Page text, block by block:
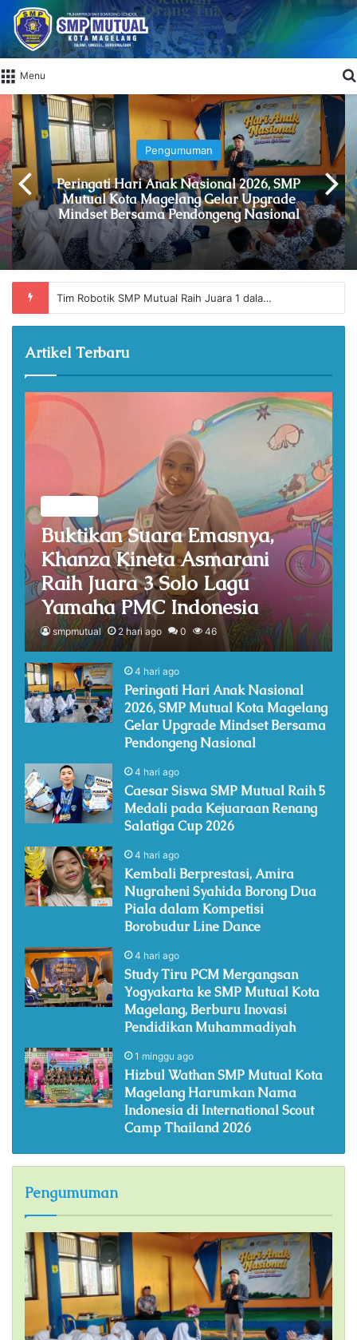
Menu
Pengumuman
Peringati Hari Anak Nasional 2026, SMP
Mutual Kota Magelang Gelar Upgrade
Mindset Bersama Pendongeng Nasional
Dua Siswi Mutual Raih Podium dalam Ajang Lomba Nasional MONACO
Artikel Terbaru
Buktikan Suara Emasnya,
Khanza Kineta Asmarani
Raih Juara 3 Solo Lagu
Yamaha PMC Indonesia
smpmutual 2 hari ago 0 46
4 hari ago
Peringati Hari Anak Nasional
2026, SMP Mutual Kota Magelang
Gelar Upgrade Mindset Bersama
Pendongeng Nasional
4 hari ago
Caesar Siswa SMP Mutual Raih 5
Medali pada Kejuaraan Renang
Salatiga Cup 2026
4 hari ago
Kembali Berprestasi, Amira
Nugraheni Syahida Borong Dua
Piala dalam Kompetisi
Borobudur Line Dance
4 hari ago
Study Tiru PCM Mergangsan
Yogyakarta ke SMP Mutual Kota
Magelang, Berburu Inovasi
Pendidikan Muhammadiyah
1 minggu ago
Hizbul Wathan SMP Mutual Kota
Magelang Harumkan Nama
Indonesia di International Scout
Camp Thailand 2026
Pengumuman